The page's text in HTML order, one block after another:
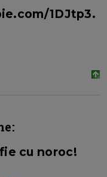
1DJtp3.
cu noroc!